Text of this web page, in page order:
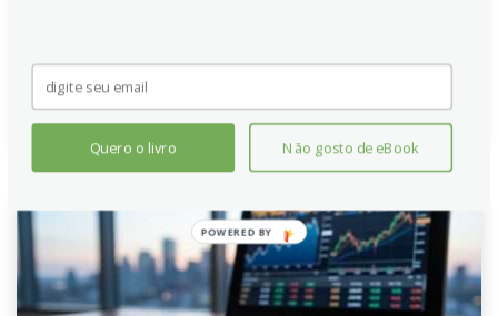
Continue lendo
Quero o livro Não gosto de eBook
POWERED BY